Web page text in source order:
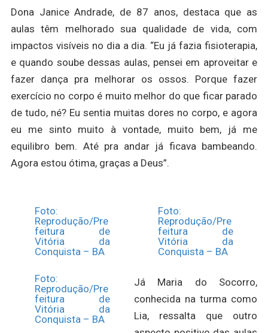
Dona Janice Andrade, de 87 anos, destaca que as
aulas têm melhorado sua qualidade de vida, com
impactos visíveis no dia a dia. “Eu já fazia fisioterapia,
e quando soube dessas aulas, pensei em aproveitar e
fazer dança pra melhorar os ossos. Porque fazer
exercício no corpo é muito melhor do que ficar parado
de tudo, né? Eu sentia muitas dores no corpo, e agora
eu me sinto muito à vontade, muito bem, já me
equilibro bem. Até pra andar já ficava bambeando.
Agora estou ótima, graças a Deus”.
Foto:
Reprodução/Pre
feitura de
Vitória da
Conquista – BA
Foto:
Reprodução/Pre
feitura de
Vitória da
Conquista – BA
Foto:
Reprodução/Pre
feitura de
Vitória da
Conquista – BA
Já Maria do Socorro,
conhecida na turma como
Lia, ressalta que outro